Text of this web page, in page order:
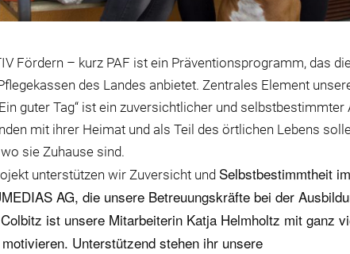
Fördern – kurz PAF ist ein Präventionsprogramm, das
des Landes anbietet. Zentrales Element
guter Tag“ ist ein zuversichtlicher und selbstbestimmter
mit ihrer Heimat und als Teil des örtlichen Lebens
sie Zuhause sind.
unterstützen wir Zuversicht und Selbstbestimmtheit
AG, die unsere Betreuungskräfte bei der
ist unsere Mitarbeiterin Katja Helmholtz mit ganz
Unterstützend stehen ihr unsere